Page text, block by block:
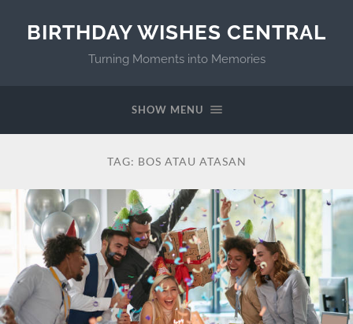
BIRTHDAY WISHES CENTRAL
Turning Moments into Memories
SHOW MENU
TAG: BOS ATAU ATASAN